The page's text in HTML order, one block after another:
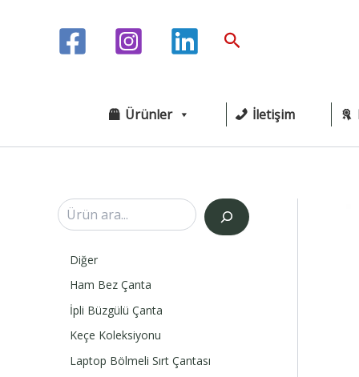
Arama
Ürünler İletişim
A
r
Diğer
Ham Bez Çanta
İpli Büzgülü Çanta
Keçe Koleksiyonu
Laptop Bölmeli Sırt Çantası